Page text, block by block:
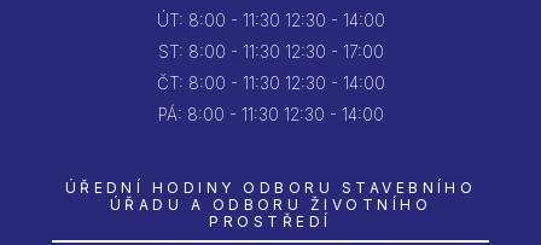
ÚT: 8:00 - 11:30 12:30 - 14:00
ST: 8:00 - 11:30 12:30 - 17:00
ČT: 8:00 - 11:30 12:30 - 14:00
PÁ: 8:00 - 11:30 12:30 - 14:00
ÚŘEDNÍ HODINY ODBORU STAVEBNÍHO
ÚŘADU A ODBORU ŽIVOTNÍHO
PROSTŘEDÍ